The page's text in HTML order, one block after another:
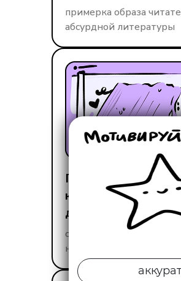
примерка образа
абсурдной литературы
Граффити на
как идеальная
диссертация:
опыт сравнительной
некрологии